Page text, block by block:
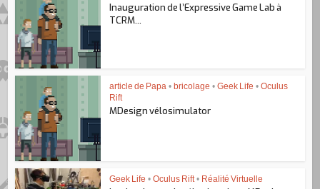
Inauguration de l’Expressive Game Lab à
TCRM...
article de Papa • bricolage • Geek Life • Oculus
Rift
MDesign vélosimulator
Geek Life • Oculus Rift • Réalité Virtuelle